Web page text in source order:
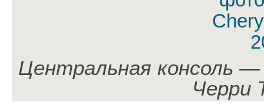
Центральная консоль
Черри